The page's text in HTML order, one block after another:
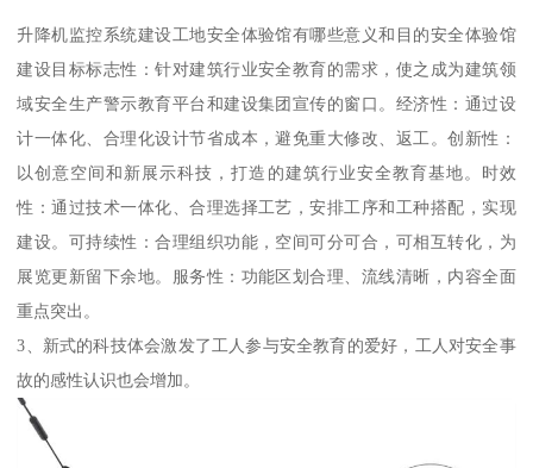
升降机监控系统建设工地安全体验馆有哪些意义和目的安全体验馆
建设目标标志性：针对建筑行业安全教育的需求，使之成为建筑领
域安全生产警示教育平台和建设集团宣传的窗口。经济性：通过设
计一体化、合理化设计节省成本，避免重大修改、返工。创新性：
以创意空间和新展示科技，打造的建筑行业安全教育基地。时效
性：通过技术一体化、合理选择工艺，安排工序和工种搭配，实现
建设。可持续性：合理组织功能，空间可分可合，可相互转化，为
展览更新留下余地。服务性：功能区划合理、流线清晰，内容全面
重点突出。
3、新式的科技体会激发了工人参与安全教育的爱好，工人对安全事
故的感性认识也会增加。